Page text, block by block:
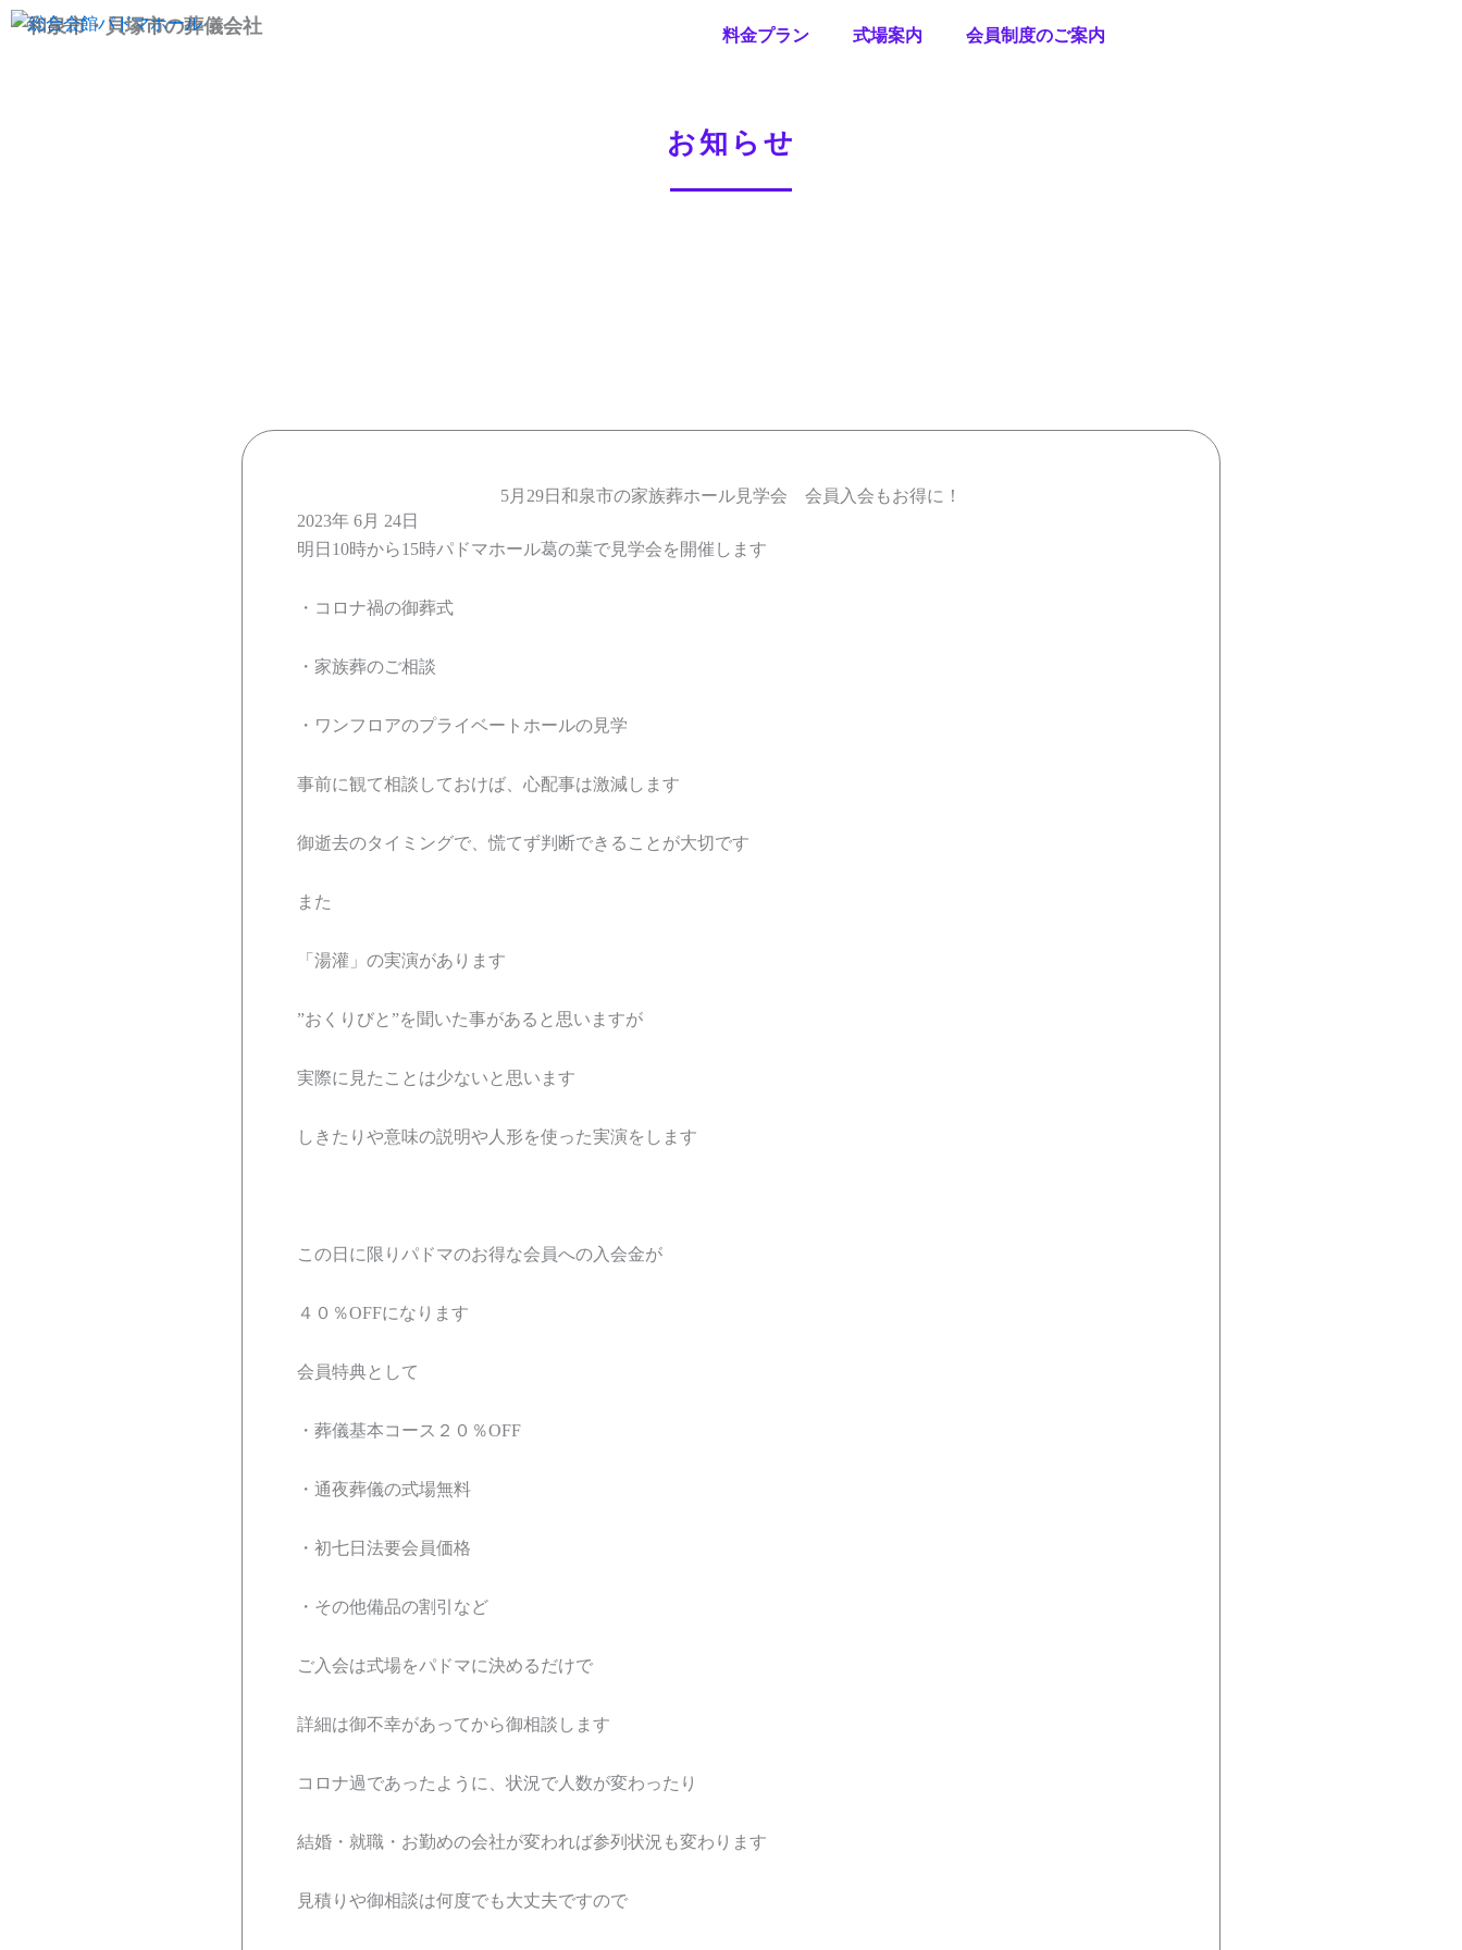
内
和泉市・貝塚市の葬儀会社 料金プラン 式場案内 会員制度のご案内
お知らせ
5月29日和泉市の家族葬ホール見学会 会員入会もお得に！
2023年 6月 24日
明日10時から15時パドマホール葛の葉で見学会を開催します
・コロナ禍の御葬式
・家族葬のご相談
・ワンフロアのプライベートホールの見学
事前に観て相談しておけば、心配事は激減します
御逝去のタイミングで、慌てず判断できることが大切です
また
「湯灌」の実演があります
”おくりびと”を聞いた事があると思いますが
実際に見たことは少ないと思います
しきたりや意味の説明や人形を使った実演をします
この日に限りパドマのお得な会員への入会金が
４０％OFFになります
会員特典として
・葬儀基本コース２０％OFF
・通夜葬儀の式場無料
・初七日法要会員価格
・その他備品の割引など
ご入会は式場をパドマに決めるだけで
詳細は御不幸があってから御相談します
コロナ過であったように、状況で人数が変わったり
結婚・就職・お勤めの会社が変われば参列状況も変わります
見積りや御相談は何度でも大丈夫ですので